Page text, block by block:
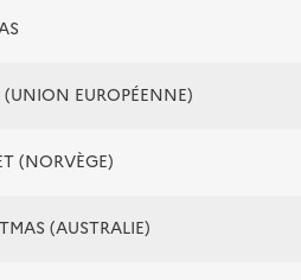
EUROPÉENNE)
(NORVÈGE)
(AUSTRALIE)